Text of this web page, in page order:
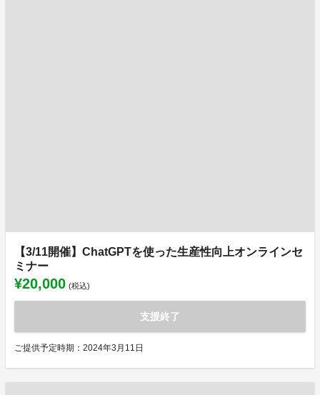
【3/11開催】ChatGPTを使った生産性向上オンラインセ
ミナー
¥20,000 (税込)
支援終了
ご提供予定時期：2024年3月11日